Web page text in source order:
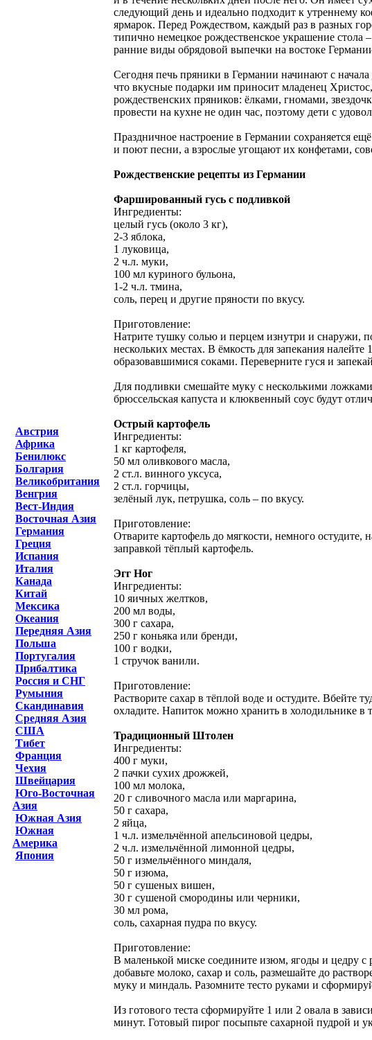
Австрия
Африка
Бенилюкс
Болгария
Великобритания
Венгрия
Вест-Индия
Восточная Азия
Германия
Греция
Испания
Италия
Канада
Китай
Мексика
Океания
Передняя Азия
Польша
Португалия
Прибалтика
Россия и СНГ
Румыния
Скандинавия
Средняя Азия
США
Тибет
Франция
Чехия
Швейцария
Юго-Восточная
Азия
Южная Азия
Южная
Америка
Япония
следующий день и идеально подходит к утреннему
ярмарок. Перед Рождеством, каждый раз в разных
типично немецкое рождественское украшение
ранние виды обрядовой выпечки на востоке
Сегодня печь пряники в Германии начинают с
что вкусные подарки им приносит младенец
рождественских пряников: ёлками, гномами,
провести на кухне не один час, поэтому дети с
Праздничное настроение в Германии сохраняется
и поют песни, а взрослые угощают их конфетами,
Рождественские рецепты из Германии
Фаршированный гусь с подливкой
Ингредиенты:
целый гусь (около 3 кг),
2-3 яблока,
1 луковица,
2 ч.л. муки,
100 мл куриного бульона,
1-2 ч.л. тмина,
соль, перец и другие пряности по вкусу.
Приготовление:
Натрите тушку солью и перцем изнутри и снаружи,
нескольких местах. В ёмкость для запекания
образовавшимися соками. Переверните гуся и
Для подливки смешайте муку с несколькими
брюссельская капуста и клюквенный соус будут
Острый картофель
Ингредиенты:
1 кг картофеля,
50 мл оливкового масла,
2 ст.л. винного уксуса,
2 ст.л. горчицы,
зелёный лук, петрушка, соль – по вкусу.
Приготовление:
Отварите картофель до мягкости, немного остудите,
заправкой тёплый картофель.
Эгг Ног
Ингредиенты:
10 яичных желтков,
200 мл воды,
300 г сахара,
250 г коньяка или бренди,
100 г водки,
1 стручок ванили.
Приготовление:
Растворите сахар в тёплой воде и остудите. Вбейте
охладите. Напиток можно хранить в холодильнике в
Традиционный Штолен
Ингредиенты:
400 г муки,
2 пачки сухих дрожжей,
100 мл молока,
20 г сливочного масла или маргарина,
50 г сахара,
2 яйца,
1 ч.л. измельчённой апельсиновой цедры,
2 ч.л. измельчённой лимонной цедры,
50 г измельчённого миндаля,
50 г изюма,
50 г сушеных вишен,
30 г сушеной смородины или черники,
30 мл рома,
соль, сахарная пудра по вкусу.
Приготовление:
В маленькой миске соедините изюм, ягоды и цедру
добавьте молоко, сахар и соль, размешайте до
муку и миндаль. Разомните тесто руками и
Из готового теста сформируйте 1 или 2 овала в
минут. Готовый пирог посыпьте сахарной пудрой и